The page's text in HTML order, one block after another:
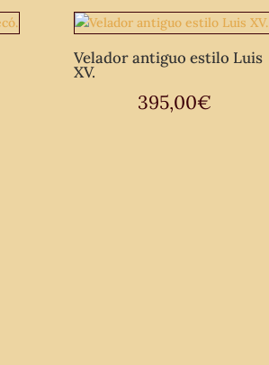
Velador antiguo estilo Luis
XV.
395,00€